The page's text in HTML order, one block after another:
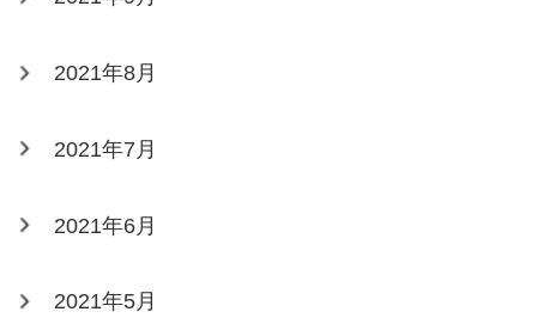
2021年8月
2021年7月
2021年6月
2021年5月